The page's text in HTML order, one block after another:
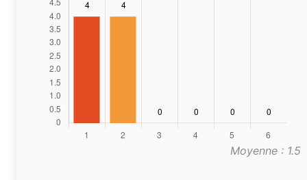
Moyenne : 1.5